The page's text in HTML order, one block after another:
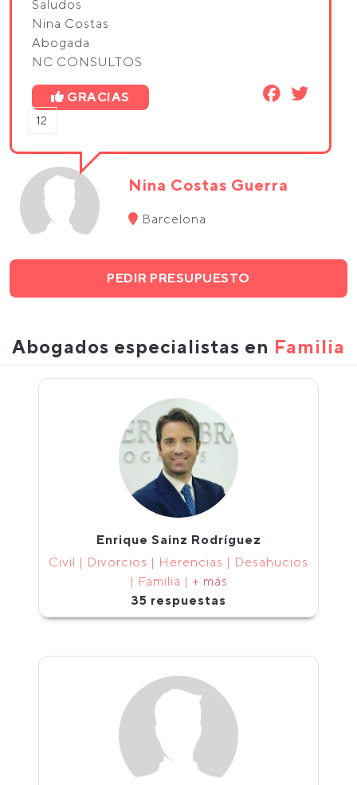
Saludos
Nina Costas
Abogada
NC CONSULTOS
GRACIAS
12
Nina Costas Guerra
Barcelona
PEDIR PRESUPUESTO
Abogados especialistas en Familia
Enrique Sainz Rodríguez
Civil | Divorcios | Herencias | Desahucios
| Familia | + más
35 respuestas